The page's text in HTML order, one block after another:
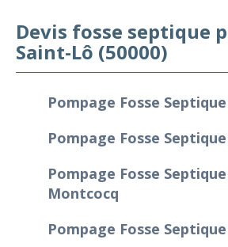
Devis fosse septique
Saint-Lô (50000)
Pompage Fosse
Pompage Fosse
Pompage Fosse
Montcocq
Pompage Fosse